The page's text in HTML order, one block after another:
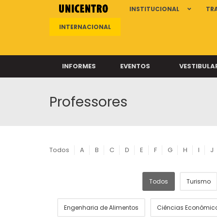
INSTITUCIONAL
INTERNACIONAL
INFORMES EVENTOS
Professores
Todos A B C D E F G H I J
Todos Turismo
Engenharia de Alimentos Ciências